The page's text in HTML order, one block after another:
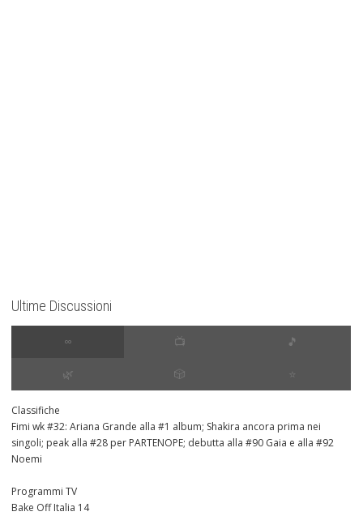
Ultime Discussioni
∞ 📺 🎵
🌿 🎲 ⭐️
Classifiche
Fimi wk #32: Ariana Grande alla #1 album; Shakira ancora prima nei
singoli; peak alla #28 per PARTENOPE; debutta alla #90 Gaia e alla #92
Noemi
Programmi TV
Bake Off Italia 14